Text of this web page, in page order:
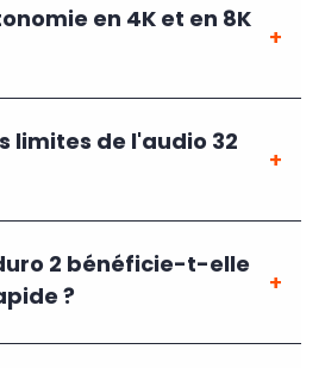
en 4K et en 8K
limites de l'audio 32
2 bénéficie-t-elle
?